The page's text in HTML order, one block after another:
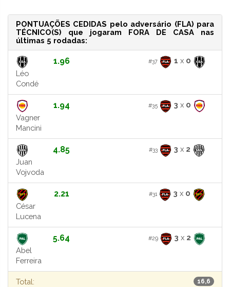
PONTUAÇÕES CEDIDAS pelo adversário (FLA) para
TÉCNICO(S) que jogaram FORA DE CASA nas
últimas 5 rodadas:
Léo
Condé
1.96 #37 1 x 0
Vagner
Mancini
1.94 #35 3 x 0
Juan
Vojvoda
4.85 #33 3 x 2
César
Lucena
2.21 #31 3 x 0
Abel
Ferreira
5.64 #29 3 x 2
Total: 16,6